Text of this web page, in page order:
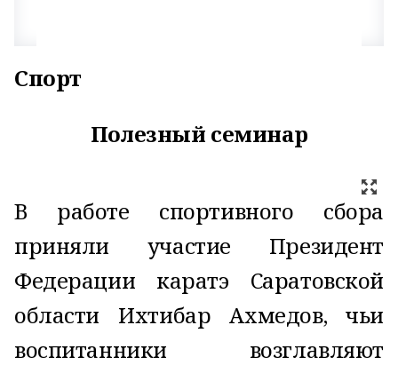
Спорт
Полезный семинар
В работе спортивного сбора
приняли участие Президент
Федерации каратэ Саратовской
области Ихтибар Ахмедов, чьи
воспитанники возглавляют